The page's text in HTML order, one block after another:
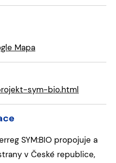
Mapa
sym-bio.html
SYM:BIO propojuje a
v České republice,